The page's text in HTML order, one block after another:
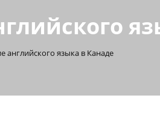
английского языка в Канаде